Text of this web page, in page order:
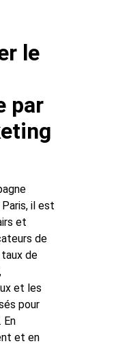
le
par
il est
et
de
de
et les
pour
En
et en